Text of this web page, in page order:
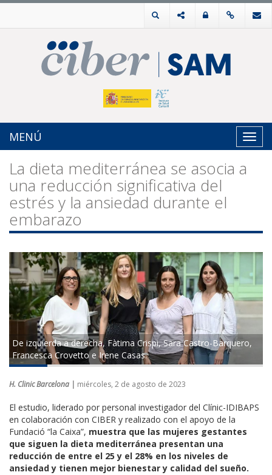
MENÚ
La dieta mediterránea se asocia a
una reducción significativa del
estrés y la ansiedad durante el
embarazo
De izquierda a derecha, Fàtima Crispi, Sara Castro-Barquero,
Francesca Crovetto e Irene Casas.
H. Clinic Barcelona | miércoles, 2 de agosto de 2023
El estudio, liderado por personal investigador del Clínic-IDIBAPS
en colaboración con CIBER y realizado con el apoyo de la
Fundació “la Caixa”, muestra que las mujeres gestantes
que siguen la dieta mediterránea presentan una
reducción de entre el 25 y el 28% en los niveles de
ansiedad y tienen mejor bienestar y calidad del sueño.